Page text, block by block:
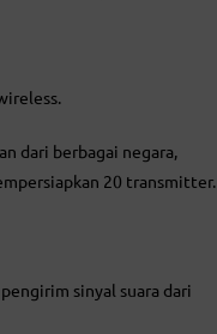
dari berbagai negara,
20 transmitter.
sinyal suara dari